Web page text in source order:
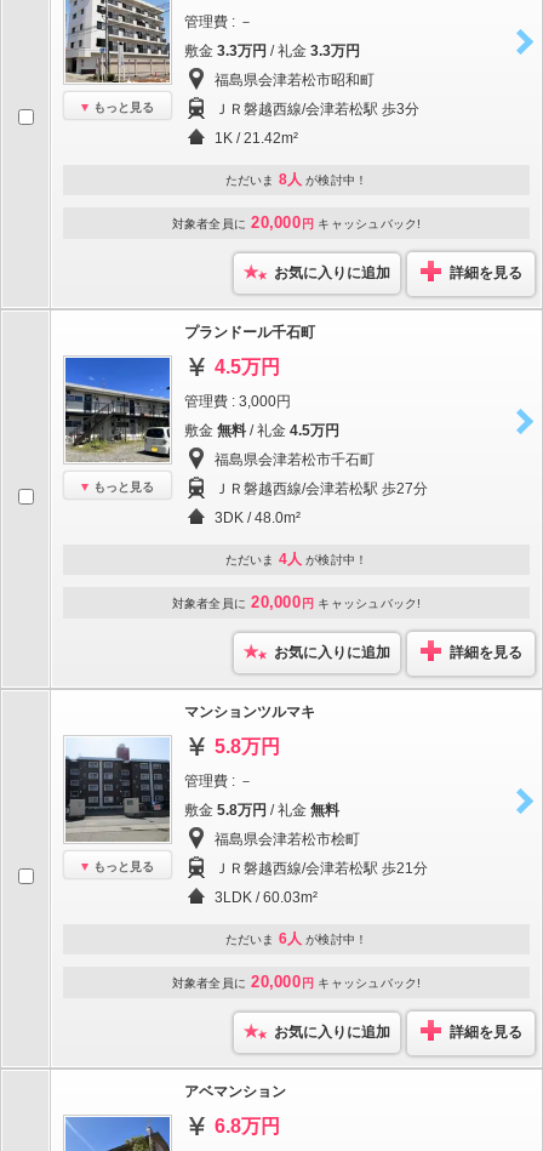
もっと見る
管理費 : －
敷金 3.3万円 / 礼金 3.3万円
福島県会津若松市昭和町
ＪＲ磐越西線/会津若松駅 歩3分
1K / 21.42m²
ただいま 8人 が検討中！
対象者全員に 20,000 円 キャッシュバック!
お気に入りに追加 詳細を見る
もっと見る
プランドール千石町
4.5万円
管理費 : 3,000円
敷金 無料 / 礼金 4.5万円
福島県会津若松市千石町
ＪＲ磐越西線/会津若松駅 歩27分
3DK / 48.0m²
ただいま 4人 が検討中！
対象者全員に 20,000 円 キャッシュバック!
お気に入りに追加 詳細を見る
もっと見る
マンションツルマキ
5.8万円
管理費 : －
敷金 5.8万円 / 礼金 無料
福島県会津若松市桧町
ＪＲ磐越西線/会津若松駅 歩21分
3LDK / 60.03m²
ただいま 6人 が検討中！
対象者全員に 20,000 円 キャッシュバック!
お気に入りに追加 詳細を見る
アベマンション
6.8万円